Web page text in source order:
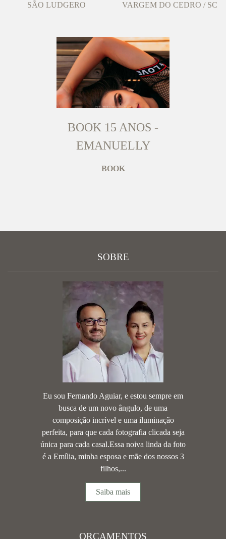
SÃO LUDGERO
VARGEM DO CEDRO / SC
BOOK 15 ANOS -
EMANUELLY
BOOK
SOBRE
Eu sou Fernando Aguiar, e estou sempre em
busca de um novo ângulo, de uma
composição incrível e uma iluminação
perfeita, para que cada fotografia clicada seja
única para cada casal.Essa noiva linda da foto
é a Emília, minha esposa e mãe dos nossos 3
filhos,...
Saiba mais
ORÇAMENTOS